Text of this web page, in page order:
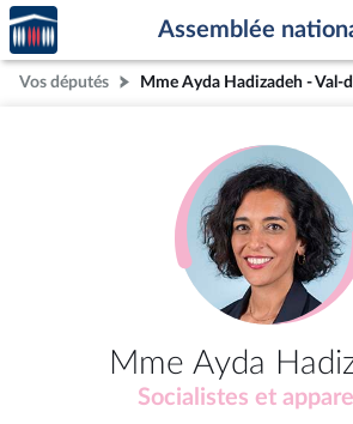
Aller au contenu
Aller en bas de la page
Accèder
à la
page
d'accueil
Assemblée
Vos députés
Mme Ayda
Socialistes et